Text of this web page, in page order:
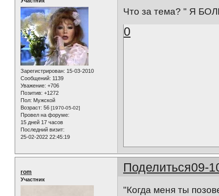
Зарегистрирован: 15-03-2010
Сообщений: 1139
Уважение: +706
Позитив: +1272
Пол: Мужской
Возраст: 56 [1970-05-02]
Провел на форуме:
15 дней 17 часов
Последний визит:
25-02-2022 22:45:19
Что за тема? " Я
0
Поделиться09-
rom
Участник
"Когда меня ты